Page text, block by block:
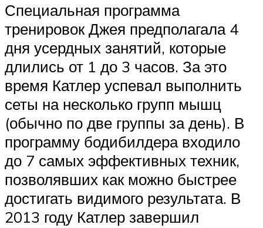
Специальная программа
тренировок Джея предполагала 4
дня усердных занятий, которые
длились от 1 до 3 часов. За это
время Катлер успевал выполнить
сеты на несколько групп мышц
(обычно по две группы за день). В
программу бодибилдера входило
до 7 самых эффективных техник,
позволявших как можно быстрее
достигать видимого результата. В
2013 году Катлер завершил